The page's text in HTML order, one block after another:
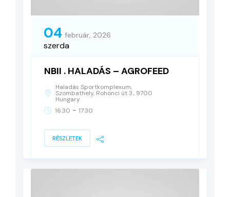
04 február, 2026
szerda
NBII . HALADÁS – AGROFEED
Haladás Sportkomplexum,
Szombathely, Rohonci út 3., 9700
Hungary
16:30 - 17:30
RÉSZLETEK